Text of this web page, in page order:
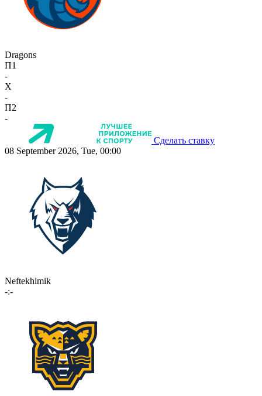
Dragons
П1
-
X
-
П2
-
Сделать ставку
08 September 2026, Tue, 00:00
Neftekhimik
-:-